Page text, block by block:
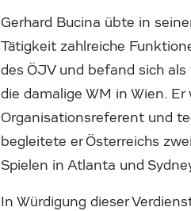
Gerhard Bucina übte in
Tätigkeit zahlreiche
des ÖJV und befand sich
die damalige WM in Wien.
Organisationsreferent und
begleitete er Österreichs
Spielen in Atlanta und
In Würdigung dieser